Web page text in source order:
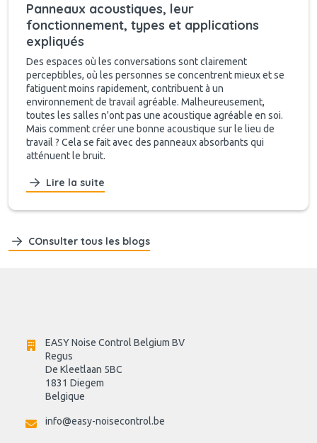
Panneaux acoustiques, leur
fonctionnement, types et applications
expliqués
Des espaces où les conversations sont clairement
perceptibles, où les personnes se concentrent mieux et se
fatiguent moins rapidement, contribuent à un
environnement de travail agréable. Malheureusement,
toutes les salles n'ont pas une acoustique agréable en soi.
Mais comment créer une bonne acoustique sur le lieu de
travail ? Cela se fait avec des panneaux absorbants qui
atténuent le bruit.
Lire la suite
COnsulter tous les blogs
EASY Noise Control Belgium BV
Regus
De Kleetlaan 5BC
1831 Diegem
Belgique
info@easy-noisecontrol.be